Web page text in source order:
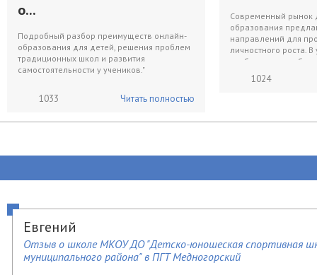
о...
Подробный разбор преимуществ онлайн-
образования для детей, решения проблем
традиционных школ и развития
самостоятельности у учеников."
1033 Читать полностью
Современный рынок
образования
направлений для
личностного роста. В
изобилия перед
1024
Евгений
Отзыв о школе МКОУ ДО "Детско-юношеская спортивная
муниципального района" в ПГТ Медногорский